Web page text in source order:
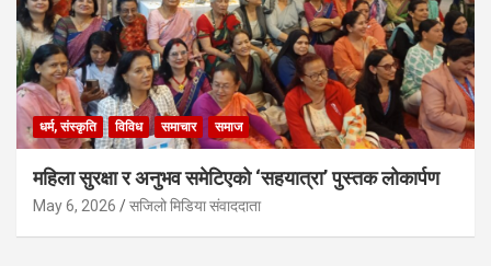
धर्म, संस्कृति विविध समाचार समाज
महिला सुरक्षा र अनुभव समेटिएको ‘सहयात्रा’ पुस्तक लोकार्पण
May 6, 2026 सजिलो मिडिया संवाददाता